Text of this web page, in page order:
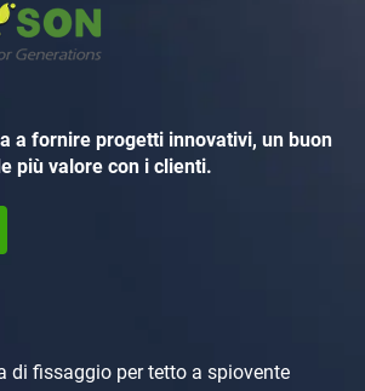
a fornire progetti innovativi, un buon
più valore con i clienti.
di fissaggio per tetto a spiovente